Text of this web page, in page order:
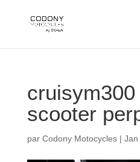
scooter
par Codony Motocycles| Jan